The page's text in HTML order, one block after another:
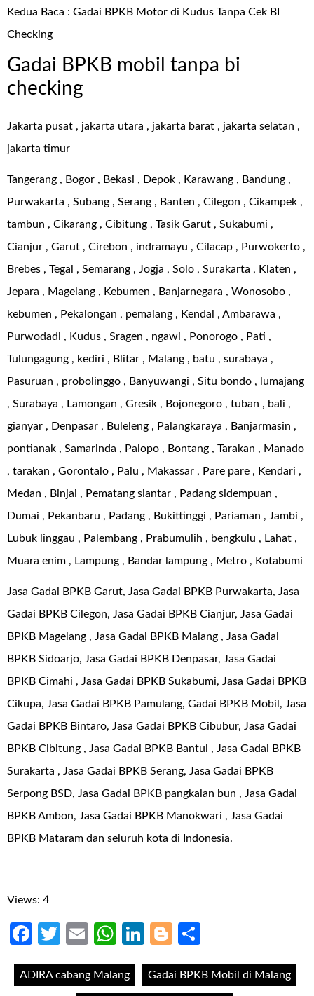
Kedua Baca : Gadai BPKB Motor di Kudus Tanpa Cek BI
Checking
Gadai BPKB mobil tanpa bi
checking
Jakarta pusat , jakarta utara , jakarta barat , jakarta selatan ,
jakarta timur
Tangerang , Bogor , Bekasi , Depok , Karawang , Bandung ,
Purwakarta , Subang , Serang , Banten , Cilegon , Cikampek ,
tambun , Cikarang , Cibitung , Tasik Garut , Sukabumi ,
Cianjur , Garut , Cirebon , indramayu , Cilacap , Purwokerto ,
Brebes , Tegal , Semarang , Jogja , Solo , Surakarta , Klaten ,
Jepara , Magelang , Kebumen , Banjarnegara , Wonosobo ,
kebumen , Pekalongan , pemalang , Kendal , Ambarawa ,
Purwodadi , Kudus , Sragen , ngawi , Ponorogo , Pati ,
Tulungagung , kediri , Blitar , Malang , batu , surabaya ,
Pasuruan , probolinggo , Banyuwangi , Situ bondo , lumajang
, Surabaya , Lamongan , Gresik , Bojonegoro , tuban , bali ,
gianyar , Denpasar , Buleleng , Palangkaraya , Banjarmasin ,
pontianak , Samarinda , Palopo , Bontang , Tarakan , Manado
, tarakan , Gorontalo , Palu , Makassar , Pare pare , Kendari ,
Medan , Binjai , Pematang siantar , Padang sidempuan ,
Dumai , Pekanbaru , Padang , Bukittinggi , Pariaman , Jambi ,
Lubuk linggau , Palembang , Prabumulih , bengkulu , Lahat ,
Muara enim , Lampung , Bandar lampung , Metro , Kotabumi
Jasa Gadai BPKB Garut, Jasa Gadai BPKB Purwakarta, Jasa
Gadai BPKB Cilegon, Jasa Gadai BPKB Cianjur, Jasa Gadai
BPKB Magelang , Jasa Gadai BPKB Malang , Jasa Gadai
BPKB Sidoarjo, Jasa Gadai BPKB Denpasar, Jasa Gadai
BPKB Cimahi , Jasa Gadai BPKB Sukabumi, Jasa Gadai BPKB
Cikupa, Jasa Gadai BPKB Pamulang, Gadai BPKB Mobil, Jasa
Gadai BPKB Bintaro, Jasa Gadai BPKB Cibubur, Jasa Gadai
BPKB Cibitung , Jasa Gadai BPKB Bantul , Jasa Gadai BPKB
Surakarta , Jasa Gadai BPKB Serang, Jasa Gadai BPKB
Serpong BSD, Jasa Gadai BPKB pangkalan bun , Jasa Gadai
BPKB Ambon, Jasa Gadai BPKB Manokwari , Jasa Gadai
BPKB Mataram dan seluruh kota di Indonesia.
Views: 4
Facebook
Twitter
EmailWhatsApp
LinkedIn
Blogger
ADIRA cabang Malang Gadai BPKB Mobil di Malang